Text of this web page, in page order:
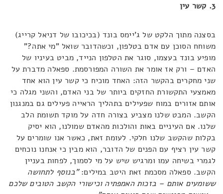
3. קשר עין
בסצנה מתוך הלקט של ג'יימס בונד (בכיכובו של דניאל קרייג)
משוחח הסוכן עם אדם בטלפון, וכשהדובר שואל "מי אתה?"
מופיע בונד בעצמו, סוגר את הטלפון הנייד, מביט בעיניו של
האדם – ורק אז אומר את השורה המפורסמת. ספאלה מדברת על
שני מחקרים בהקשר הזה: האחד מוכיח כי קשר עין הוא אחד
מאמצעי התקשורת החזקים ביותר של בני האדם, והשני מגלה כי
אותם אזורים במוח שפעילים בתהליך הראייה פעילים גם במנגנון
הקשב. המבט שלנו מצביע בצורה חדה על מוקד תשומת הלב
שלנו. אם העיניים באות והולכות מהאדם שמולנו, הוא יסיק
בקלות שהקשב שלנו חלקי. לעומת זאת, כאשר אנו שומרים על
קשר עין רציף עם הפנים של הדובר, הוא מבין כי אנחנו נוכחים
לגמרי בשיחה עמו ומרגיש שיש על מי לסמוך, לפחות בעניין
הקשב. ספאלה מסכמת זאת היטב במילים:"בנוסף לתחושה
ששומעים אותם – בזכות האמפתיה וכישורי הקשב הטובים שלכם